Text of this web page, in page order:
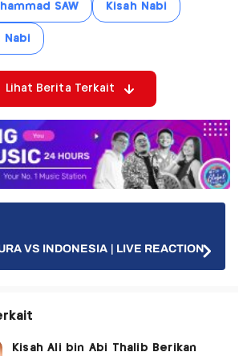
SAW Kisah Nabi
Nabi
Lihat Berita Terkait
VS INDONESIA | LIVE REACTION
Kisah Ali bin Abi Thalib Berikan